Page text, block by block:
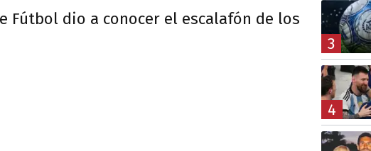
Fútbol dio a conocer el escalafón de los
3
4